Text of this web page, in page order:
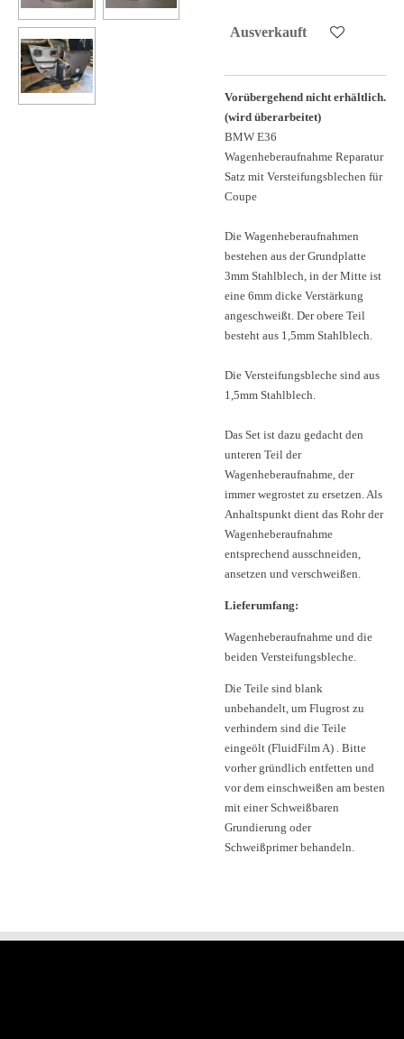
Ausverkauft
Vorübergehend nicht erhältlich.
(wird überarbeitet)
BMW E36
Wagenheberaufnahme Reparatur
Satz mit Versteifungsblechen für
Coupe
Die Wagenheberaufnahmen
bestehen aus der Grundplatte
3mm Stahlblech, in der Mitte ist
eine 6mm dicke Verstärkung
angeschweißt. Der obere Teil
besteht aus 1,5mm Stahlblech.
Die Versteifungsbleche sind aus
1,5mm Stahlblech.
Das Set ist dazu gedacht den
unteren Teil der
Wagenheberaufnahme, der
immer wegrostet zu ersetzen. Als
Anhaltspunkt dient das Rohr der
Wagenheberaufnahme
entsprechend ausschneiden,
ansetzen und verschweißen.
Lieferumfang:
Wagenheberaufnahme und die
beiden Versteifungsbleche.
Die Teile sind blank
unbehandelt, um Flugrost zu
verhindern sind die Teile
eingeölt (FluidFilm A) . Bitte
vorher gründlich entfetten und
vor dem einschweißen am besten
mit einer Schweißbaren
Grundierung oder
Schweißprimer behandeln.